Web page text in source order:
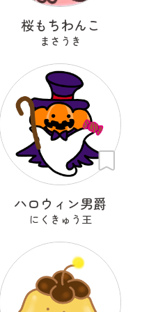
桜もちわんこ
まさうき
ハロウィン男爵
にくきゅう王